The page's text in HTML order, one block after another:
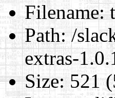
Filename:
Path:/
extras-
Size:521